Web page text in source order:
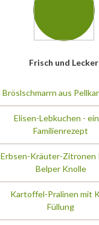
Frisch und Lecker
Bröslschmarrn aus
Elisen-Lebkuchen -
Familienrezept
Erbsen-Kräuter-Zitronen
Belper Knolle
Kartoffel-Pralinen mit
Füllung